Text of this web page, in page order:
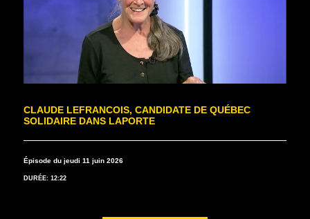
CLAUDE LEFRANCOIS, CANDIDATE DE QUÉBEC
SOLIDAIRE DANS LAPORTE
Épisode du jeudi 11 juin 2026
DURÉE: 12:22